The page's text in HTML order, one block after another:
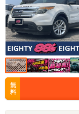
無
料